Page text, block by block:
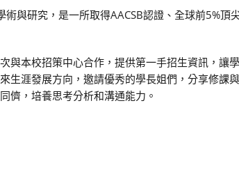
與研究，是一所取得AACSB認證、全球前5%頂
與本校招策中心合作，提供第一手招生資訊，讓
生涯發展方向，邀請優秀的學長姐們，分享修課
儕，培養思考分析和溝通能力。